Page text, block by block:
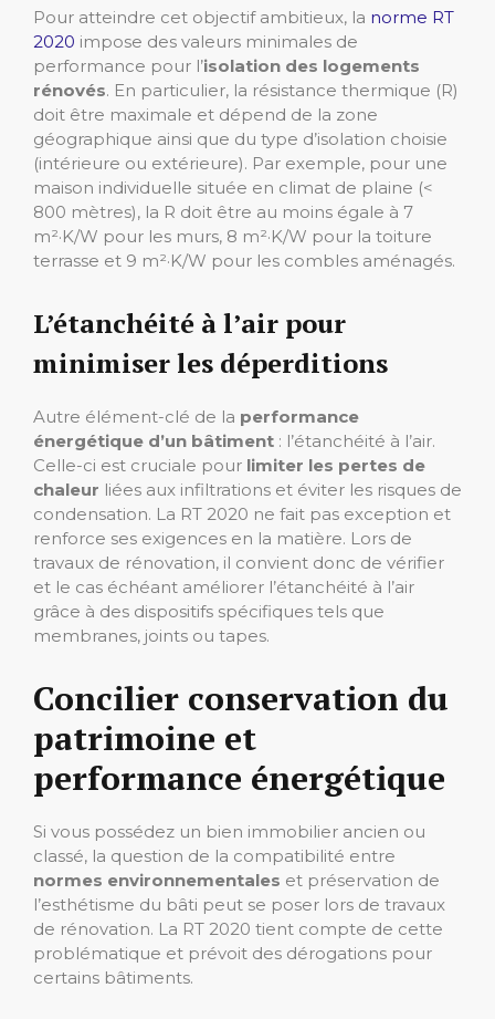
Pour atteindre cet objectif ambitieux, la norme RT
2020 impose des valeurs minimales de
performance pour l’isolation des logements
rénovés. En particulier, la résistance thermique (R)
doit être maximale et dépend de la zone
géographique ainsi que du type d’isolation choisie
(intérieure ou extérieure). Par exemple, pour une
maison individuelle située en climat de plaine (<
800 mètres), la R doit être au moins égale à 7
m²·K/W pour les murs, 8 m²·K/W pour la toiture
terrasse et 9 m²·K/W pour les combles aménagés.
L’étanchéité à l’air pour
minimiser les déperditions
Autre élément-clé de la performance
énergétique d’un bâtiment : l’étanchéité à l’air.
Celle-ci est cruciale pour limiter les pertes de
chaleur liées aux infiltrations et éviter les risques de
condensation. La RT 2020 ne fait pas exception et
renforce ses exigences en la matière. Lors de
travaux de rénovation, il convient donc de vérifier
et le cas échéant améliorer l’étanchéité à l’air
grâce à des dispositifs spécifiques tels que
membranes, joints ou tapes.
Concilier conservation du
patrimoine et
performance énergétique
Si vous possédez un bien immobilier ancien ou
classé, la question de la compatibilité entre
normes environnementales et préservation de
l’esthétisme du bâti peut se poser lors de travaux
de rénovation. La RT 2020 tient compte de cette
problématique et prévoit des dérogations pour
certains bâtiments.